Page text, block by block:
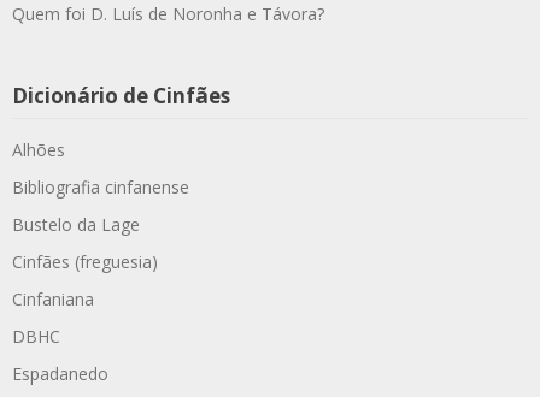
Quem foi D. Luís de Noronha e Távora?
Dicionário de Cinfães
Alhões
Bibliografia cinfanense
Bustelo da Lage
Cinfães (freguesia)
Cinfaniana
DBHC
Espadanedo